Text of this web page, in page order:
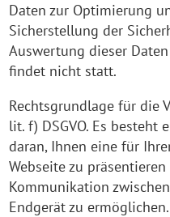
Daten zur Optimierung
Sicherstellung der
Auswertung dieser
findet nicht statt.
Rechtsgrundlage für die
lit. f) DSGVO. Es besteht
daran, Ihnen eine für
Webseite zu
Kommunikation
Endgerät zu